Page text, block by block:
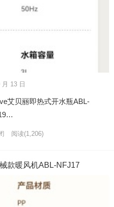
13 日
艾贝丽即热式开水瓶ABL-
阅读(1,206)
款暖风机ABL-NFJ17